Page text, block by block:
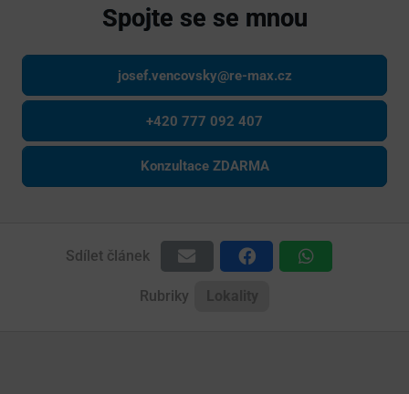
Spojte se se mnou
josef.vencovsky@re-max.cz
+420 777 092 407
Konzultace ZDARMA
Sdílet článek
Rubriky